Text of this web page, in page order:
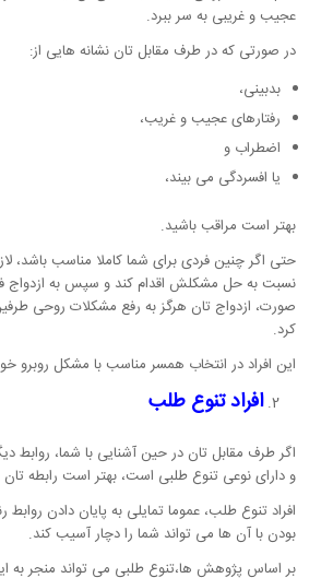
عجیب و غریبی به سر ببرد.
در صورتی که در طرف مقابل تان نشانه هایی از:
بدبینی،
رفتارهای عجیب و غریب،
اضطراب و
یا افسردگی می بیند،
بهتر است مراقب باشید.
حتی اگر چنین فردی برای شما کاملا مناسب باشد،
نسبت به حل مشکلش اقدام کند و سپس به ازدواج
صورت، ازدواج تان هرگز به رفع مشکلات روحی
کرد.
این افراد در انتخاب همسر مناسب با مشکل روبرو
افراد تنوع طلب
اگر طرف مقابل تان در حین آشنایی با شما، روابط
و دارای نوعی تنوع طلبی است، بهتر است رابطه تان
افراد تنوع طلب، عموما تمایلی به پایان دادن روابط
بودن با آن ها می تواند شما را دچار آسیب کند.
بر اساس پژوهش ها،تنوع طلبی می تواند منجر به